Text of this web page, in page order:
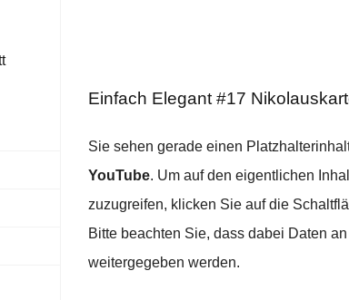
Einfach Elegant #17
Sie sehen gerade einen
YouTube. Um auf den eigentlichen
zuzugreifen, klicken Sie auf die
Bitte beachten Sie, dass dabei Daten
weitergegeben werden.